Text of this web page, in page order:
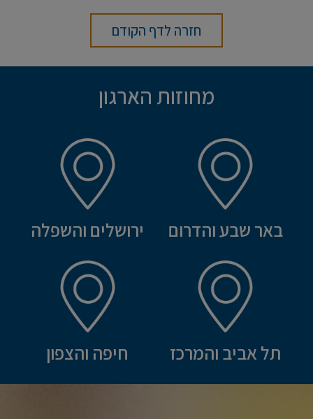
חזרה לדף הקודם
מחוזות הארגון
באר שבע והדרום ירושלים והשפלה
תל אביב והמרכז חיפה והצפון